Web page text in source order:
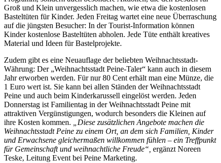
Groß und Klein unvergesslich machen, wie etwa die kostenlosen
Basteltüten für Kinder. Jeden Freitag wartet eine neue Überraschung
auf die jüngsten Besucher: In der Tourist-Information können
Kinder kostenlose Basteltüten abholen. Jede Tüte enthält kreatives
Material und Ideen für Bastelprojekte.
Zudem gibt es eine Neuauflage der beliebten Weihnachtsstadt-
Währung: Der „Weihnachtsstadt Peine-Taler“ kann auch in diesem
Jahr erworben werden. Für nur 80 Cent erhält man eine Münze, die
1 Euro wert ist. Sie kann bei allen Ständen der Weihnachtsstadt
Peine und auch beim Kinderkarussell eingelöst werden. Jeden
Donnerstag ist Familientag in der Weihnachtsstadt Peine mit
attraktiven Vergünstigungen, wodurch besonders die Kleinen auf
ihre Kosten kommen.
„Diese zusätzlichen Angebote machen die
Weihnachtsstadt Peine zu einem Ort, an dem sich Familien, Kinder
und Erwachsene gleichermaßen willkommen fühlen – ein Treffpunkt
für Gemeinschaft und weihnachtliche Freude“, ergänzt Noreen
Teske, Leitung Event bei Peine Marketing.